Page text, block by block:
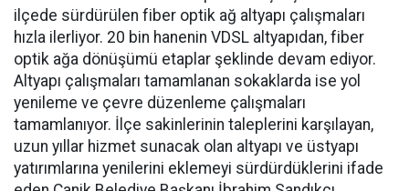
ilçede sürdürülen fiber optik ağ altyapı çalışmaları
hızla ilerliyor. 20 bin hanenin VDSL altyapıdan, fiber
optik ağa dönüşümü etaplar şeklinde devam ediyor.
Altyapı çalışmaları tamamlanan sokaklarda ise yol
yenileme ve çevre düzenleme çalışmaları
tamamlanıyor. İlçe sakinlerinin taleplerini karşılayan,
uzun yıllar hizmet sunacak olan altyapı ve üstyapı
yatırımlarına yenilerini eklemeyi sürdürdüklerini ifade